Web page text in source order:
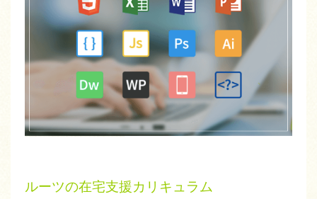
ルーツの在宅支援カリキュラム